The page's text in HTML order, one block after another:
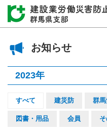
お知らせ
2023年
すべて 建災防 群
図書・用品 会員